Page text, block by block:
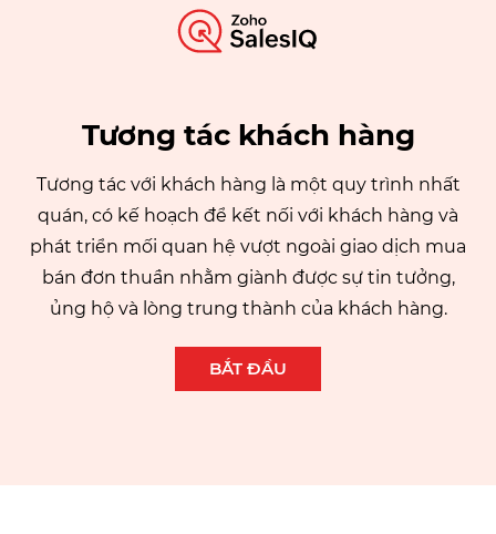
Tương tác khách hàng
Tương tác với khách hàng là một quy trình nhất
quán, có kế hoạch để kết nối với khách hàng và
phát triển mối quan hệ vượt ngoài giao dịch mua
bán đơn thuần nhằm giành được sự tin tưởng,
ủng hộ và lòng trung thành của khách hàng.
BẮT ĐẦU